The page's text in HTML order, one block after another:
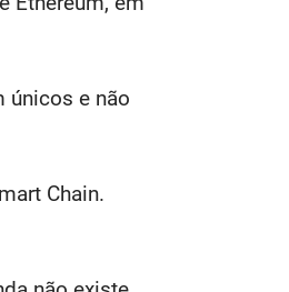
únicos e não
Chain.